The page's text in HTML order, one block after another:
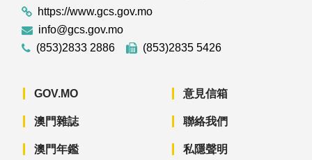
https://www.gcs.gov.mo
info@gcs.gov.mo
(853)2833 2886
(853)2835 5426
GOV.MO
澳門雜誌
澳門年鑑
意見信箱
聯絡我們
私隱聲明